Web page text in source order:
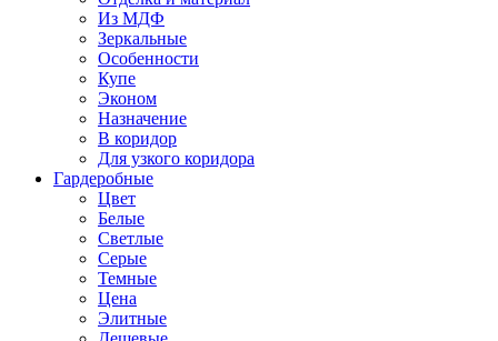
Из МДФ
Зеркальные
Особенности
Купе
Эконом
Назначение
В коридор
Для узкого коридора
Гардеробные
Цвет
Белые
Светлые
Серые
Темные
Цена
Элитные